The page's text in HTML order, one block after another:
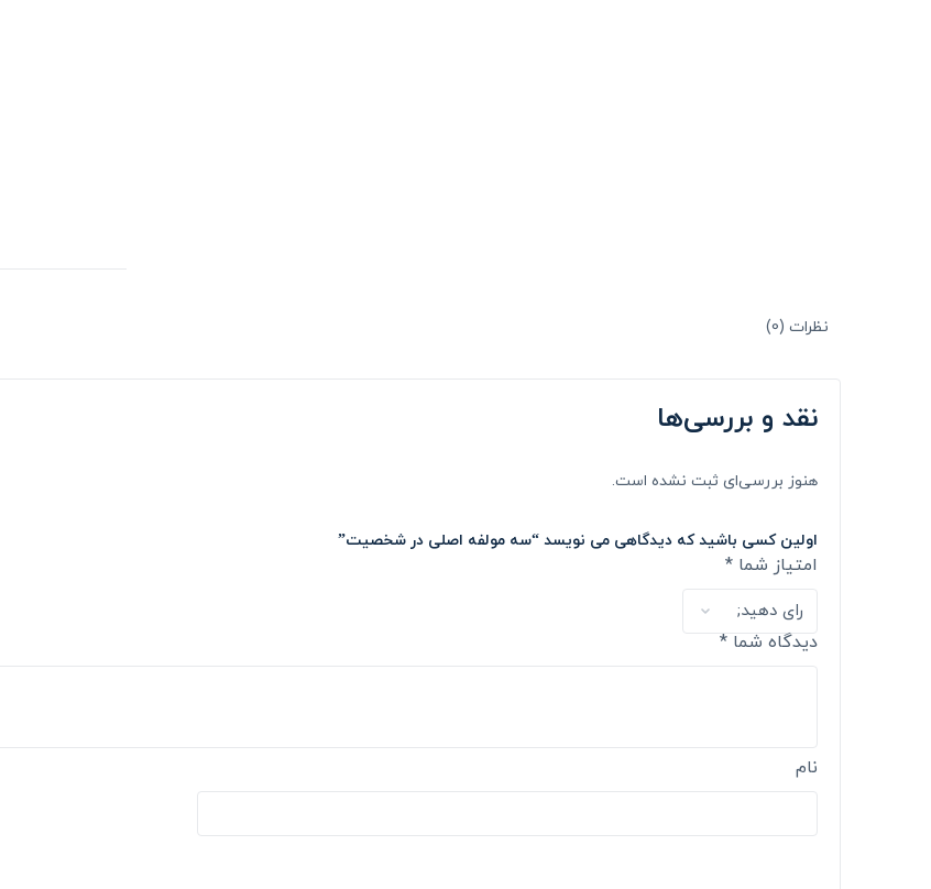
نظرات (0)
نقد و بررسی‌ها
هنوز بررسی‌ای ثبت نشده است.
اولین کسی باشید که دیدگاهی می نویسد “سه مولفه اصلی در شخصیت”
امتیاز شما *
دیدگاه شما *
نام